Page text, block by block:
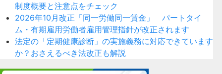
制度概要と注意点をチェック
2026年10月改正「同一労働同一賃金」 パートタイ
ム・有期雇用労働者雇用管理指針が改正されます
法定の「定期健康診断」の実施義務に対応できています
か？おさえるべき法改正も解説